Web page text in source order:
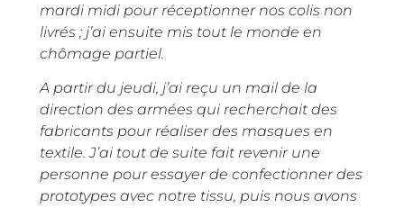
mardi midi pour réceptionner nos colis non
livrés ; j’ai ensuite mis tout le monde en
chômage partiel.
A partir du jeudi, j’ai reçu un mail de la
direction des armées qui recherchait des
fabricants pour réaliser des masques en
textile. J’ai tout de suite fait revenir une
personne pour essayer de confectionner des
prototypes avec notre tissu, puis nous avons